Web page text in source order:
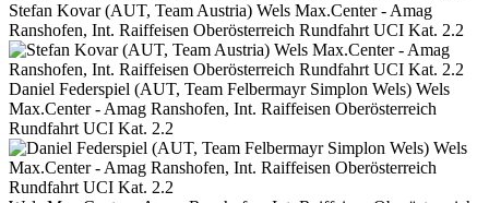
Stefan Kovar (AUT, Team Austria) Wels Max.Center - Amag
Ranshofen, Int. Raiffeisen Oberösterreich Rundfahrt UCI Kat. 2.2
Daniel Federspiel (AUT, Team Felbermayr Simplon Wels) Wels
Max.Center - Amag Ranshofen, Int. Raiffeisen Oberösterreich
Rundfahrt UCI Kat. 2.2